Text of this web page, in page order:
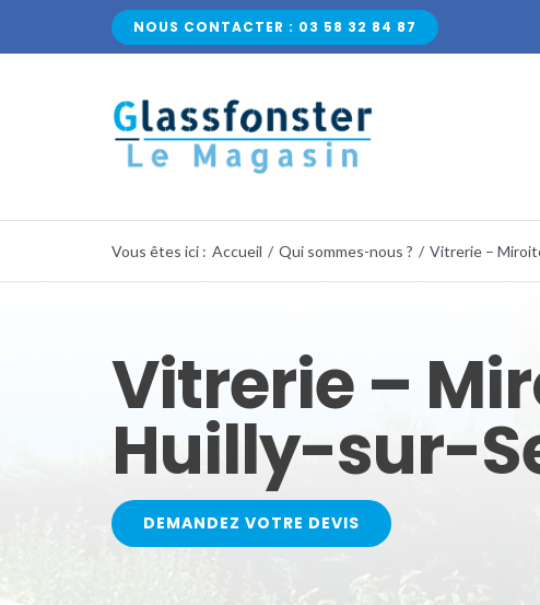
NOUS CONTACTER : 03 58 32 84 87
Vous êtes ici : Accueil / Qui sommes-nous ? / Vitrerie –
Vitrerie –
Huilly-sur-
DEMANDEZ VOTRE DEVIS